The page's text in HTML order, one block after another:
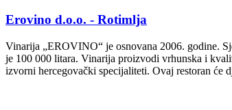
Erovino d.o.o. - Rotimlja
Vinarija „EROVINO“ je osnovana 2006. godine.
je 100 000 litara. Vinarija proizvodi vrhunska i
izvorni hercegovački specijaliteti. Ovaj restoran